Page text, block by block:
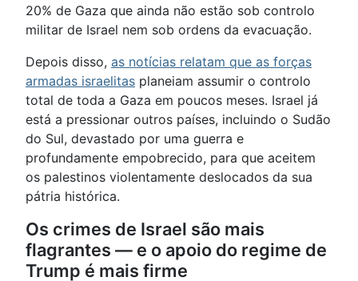
20% de Gaza que ainda não estão sob controlo
militar de Israel nem sob ordens da evacuação.
Depois disso, as notícias relatam que as forças
armadas israelitas planeiam assumir o controlo
total de toda a Gaza em poucos meses. Israel já
está a pressionar outros países, incluindo o Sudão
do Sul, devastado por uma guerra e
profundamente empobrecido, para que aceitem
os palestinos violentamente deslocados da sua
pátria histórica.
Os crimes de Israel são mais
flagrantes — e o apoio do regime de
Trump é mais firme